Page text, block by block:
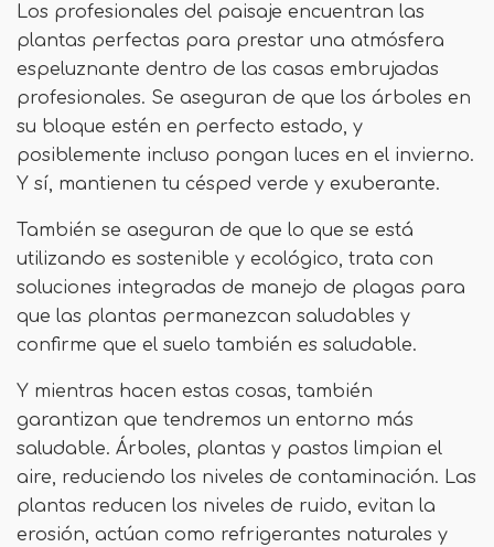
Los profesionales del paisaje encuentran las
plantas perfectas para prestar una atmósfera
espeluznante dentro de las casas embrujadas
profesionales. Se aseguran de que los árboles en
su bloque estén en perfecto estado, y
posiblemente incluso pongan luces en el invierno.
Y sí, mantienen tu césped verde y exuberante.
También se aseguran de que lo que se está
utilizando es sostenible y ecológico, trata con
soluciones integradas de manejo de plagas para
que las plantas permanezcan saludables y
confirme que el suelo también es saludable.
Y mientras hacen estas cosas, también
garantizan que tendremos un entorno más
saludable. Árboles, plantas y pastos limpian el
aire, reduciendo los niveles de contaminación. Las
plantas reducen los niveles de ruido, evitan la
erosión, actúan como refrigerantes naturales y